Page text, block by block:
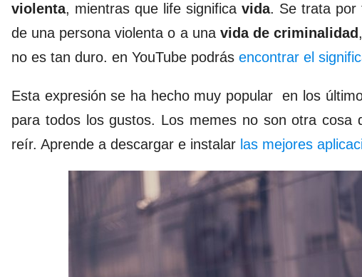
violenta, mientras que life significa vida. Se trata por
de una persona violenta o a una vida de criminalidad
no es tan duro. en YouTube podrás encontrar el
Esta expresión se ha hecho muy popular
en los
para todos los gustos. Los memes no son otra cosa
reír. Aprende a descargar e instalar las mejores